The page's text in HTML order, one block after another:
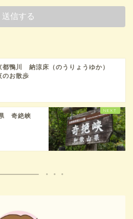
都鴨川 納涼床（のうりょうゆか）
のお散歩
奇絶峡